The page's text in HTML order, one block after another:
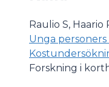
Raulio S,
Unga
Forskning i